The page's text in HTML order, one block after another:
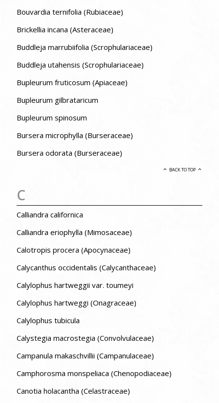
Bouvardia ternifolia (Rubiaceae)
Brickellia incana (Asteraceae)
Buddleja marrubiifolia (Scrophulariaceae)
Buddleja utahensis (Scrophulariaceae)
Bupleurum fruticosum (Apiaceae)
Bupleurum gilbrataricum
Bupleurum spinosum
Bursera microphylla (Burseraceae)
Bursera odorata (Burseraceae)
BACK TO TOP
C
Calliandra californica
Calliandra eriophylla (Mimosaceae)
Calotropis procera (Apocynaceae)
Calycanthus occidentalis (Calycanthaceae)
Calylophus hartweggii var. toumeyi
Calylophus hartweggi (Onagraceae)
Calylophus tubicula
Calystegia macrostegia (Convolvulaceae)
Campanula makaschvillii (Campanulaceae)
Camphorosma monspeliaca (Chenopodiaceae)
Canotia holacantha (Celastraceae)